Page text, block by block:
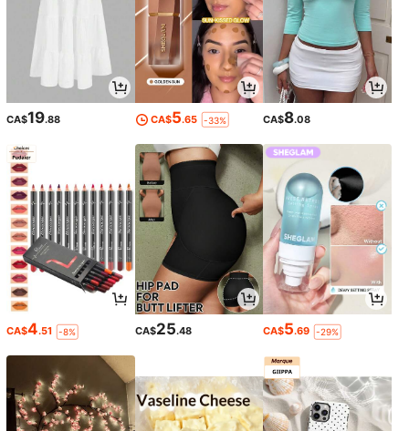
CA$19.88 CA$5.65 -33% CA$8.08
CA$4.51 -8% CA$25.48 CA$5.69 -29%